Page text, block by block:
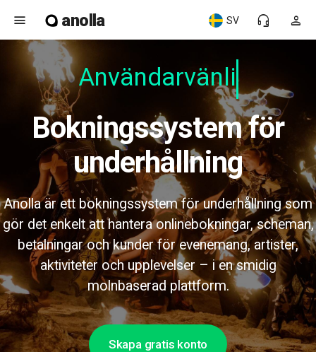
menu anolla person
headset_mic
SV
Användarvänlig
Bokningssystem för
underhållning
Anolla är ett bokningssystem för underhållning som
gör det enkelt att hantera onlinebokningar, scheman,
betalningar och kunder för evenemang, artister,
aktiviteter och upplevelser – i en smidig
molnbaserad plattform.
Skapa gratis konto